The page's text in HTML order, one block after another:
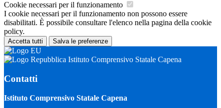
Cookie necessari per il funzionamento
I cookie necessari per il funzionamento non possono essere
disabilitati. È possibile consultare l'elenco nella pagina della cookie
policy.
Accetta tutti Salva le preferenze
Istituto Comprensivo Statale Capena
Contatti
Istituto Comprensivo Statale Capena